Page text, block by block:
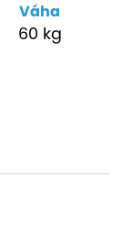
Váha
60 kg